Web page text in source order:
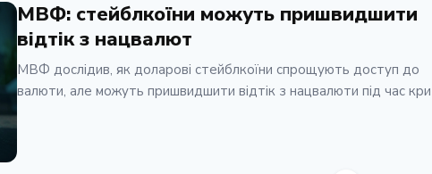
МВФ: стейблкоїни можуть пришвидшити
відтік з нацвалют
МВФ дослідив, як доларові стейблкоїни спрощують доступ до
валюти, але можуть пришвидшити відтік з нацвалюти під час